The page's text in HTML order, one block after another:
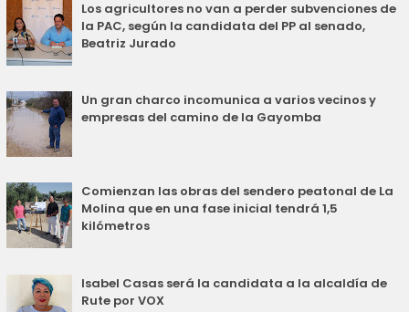
Los agricultores no van a perder subvenciones de
la PAC, según la candidata del PP al senado,
Beatriz Jurado
Un gran charco incomunica a varios vecinos y
empresas del camino de la Gayomba
Comienzan las obras del sendero peatonal de La
Molina que en una fase inicial tendrá 1,5
kilómetros
Isabel Casas será la candidata a la alcaldía de
Rute por VOX